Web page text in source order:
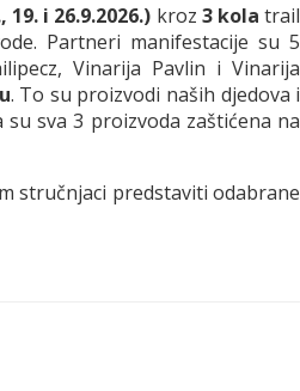
i 26.9.2026.) kroz 3 kolatrail
Partneri manifestacije su 5
Vinarija Pavlin i Vinarija
. To su proizvodi naših djedova i
sva 3 proizvoda zaštićena na
stručnjaci predstaviti odabrane